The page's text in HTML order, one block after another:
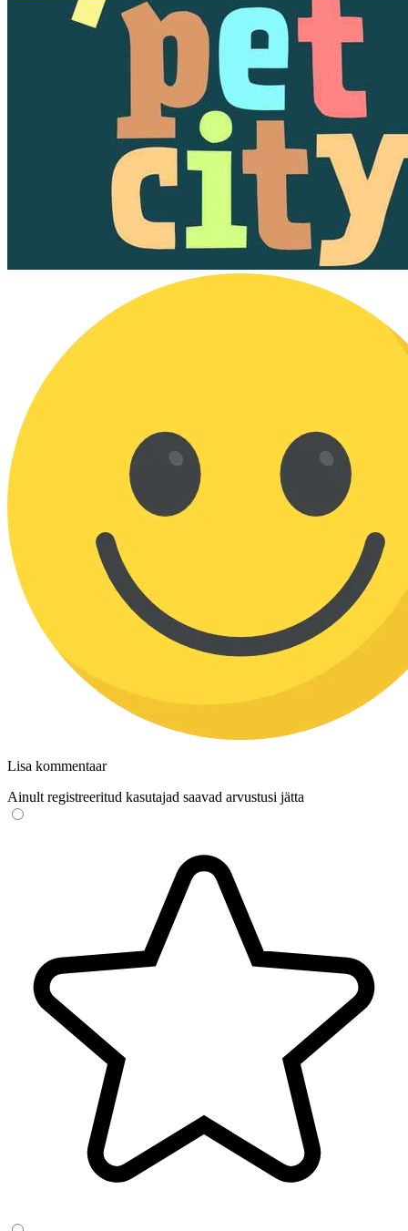
Lisa kommentaar
Ainult registreeritud kasutajad saavad arvustusi jätta